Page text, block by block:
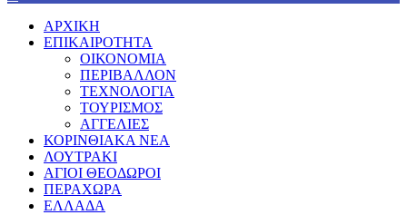
ΑΡΧΙΚΗ
ΕΠΙΚΑΙΡΟΤΗΤΑ
ΟΙΚΟΝΟΜΙΑ
ΠΕΡΙΒΑΛΛΟΝ
ΤΕΧΝΟΛΟΓΙΑ
ΤΟΥΡΙΣΜΟΣ
ΑΓΓΕΛΙΕΣ
ΚΟΡΙΝΘΙΑΚΑ ΝΕΑ
ΛΟΥΤΡΑΚΙ
ΑΓΙΟΙ ΘΕΟΔΩΡΟΙ
ΠΕΡΑΧΩΡΑ
ΕΛΛΑΔΑ